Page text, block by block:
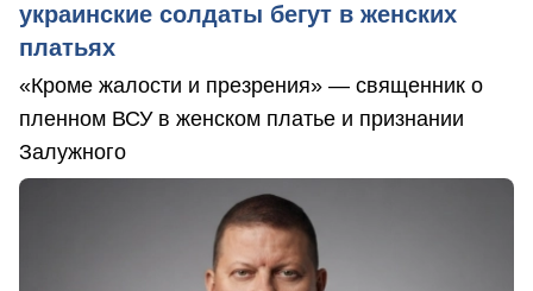
украинские солдаты бегут в женских
платьях
«Кроме жалости и презрения» — священник о
пленном ВСУ в женском платье и признании
Залужного